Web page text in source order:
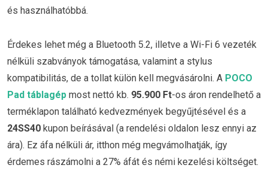
és használhatóbbá.
Érdekes lehet még a Bluetooth 5.2, illetve a Wi-Fi 6 vezeték
nélküli szabványok támogatása, valamint a stylus
kompatibilitás, de a tollat külön kell megvásárolni. A POCO
Pad táblagép most nettó kb. 95.900 Ft-os áron rendelhető a
terméklapon található kedvezmények begyűjtésével és a
24SS40 kupon beírásával (a rendelési oldalon lesz ennyi az
ára). Ez áfa nélküli ár, itthon még megvámolhatják, így
érdemes rászámolni a 27% áfát és némi kezelési költséget.